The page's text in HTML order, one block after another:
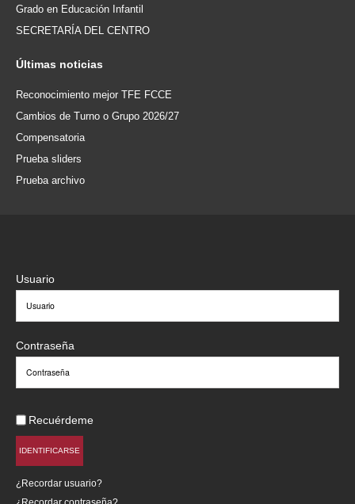
Grado en Educación Infantil
SECRETARÍA DEL CENTRO
Últimas noticias
Reconocimiento mejor TFE FCCE
Cambios de Turno o Grupo 2026/27
Compensatoria
Prueba sliders
Prueba archivo
Usuario
Contraseña
Recuérdeme
IDENTIFICARSE
¿Recordar usuario?